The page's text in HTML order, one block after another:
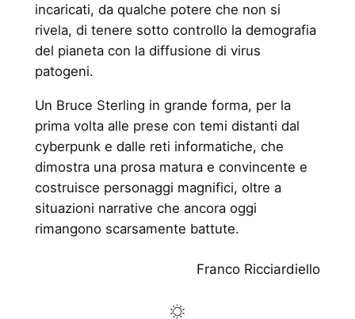
incaricati, da qualche potere che non si
rivela, di tenere sotto controllo la demografia
del pianeta con la diffusione di virus
patogeni.
Un Bruce Sterling in grande forma, per la
prima volta alle prese con temi distanti dal
cyberpunk e dalle reti informatiche, che
dimostra una prosa matura e convincente e
costruisce personaggi magnifici, oltre a
situazioni narrative che ancora oggi
rimangono scarsamente battute.
Franco Ricciardiello